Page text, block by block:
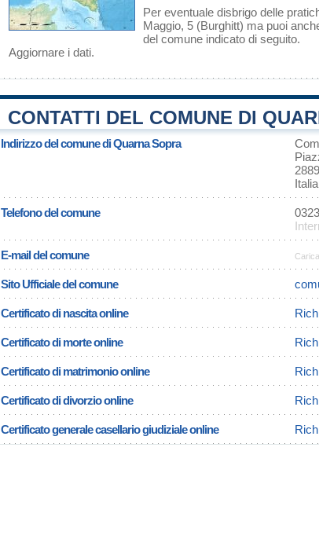
Per eventuale disbrigo delle
Maggio, 5 (Burghitt) ma puoi
del comune indicato di seguito.
Aggiornare i dati.
CONTATTI DEL COMUNE DI
Indirizzo del comune di Quarna Sopra
Italia
Telefono del comune
E-mail del comune
Sito Ufficiale del comune
Certificato di nascita online
Certificato di morte online
Certificato di matrimonio online
Certificato di divorzio online
Certificato generale casellario giudiziale online